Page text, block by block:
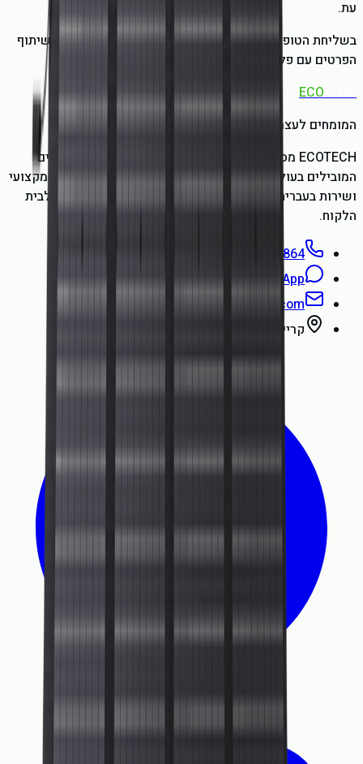
עת.
בשליחת הטופס אתם מסכימים למדיניות הפרטיות שלנו ולשיתוף
הפרטים עם פלטפורמות פרסום לצורך מדידת קמפיינים.
ECO
המומחים לעצמאות אנרגטית
ECOTECH מספקת לכם את המוצרים הסולאריים והאנרגטיים
המובילים בעולם, בהם EcoFlow ועוד, עם ייעוץ אישי, ליווי מקצועי
ושירות בעברית. ההזמנות נשלחות ישירות מהיבואן הרשמי לבית
הלקוח.
050-583-7864
WhatsApp
72h.box@gmail.com
קריית מוצקין